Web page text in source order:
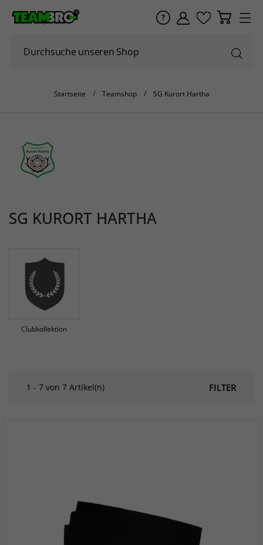
Startseite Teamshop SG Kurort Hartha
SG KURORT HARTHA
Clubkollektion
FILTER
1 - 7 von 7 Artikel(n)